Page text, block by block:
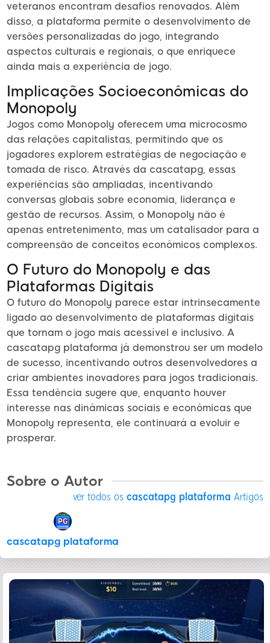
veteranos encontram desafios renovados. Além
disso, a plataforma permite o desenvolvimento de
versões personalizadas do jogo, integrando
aspectos culturais e regionais, o que enriquece
ainda mais a experiência de jogo.
Implicações Socioeconômicas do
Monopoly
Jogos como Monopoly oferecem uma microcosmo
das relações capitalistas, permitindo que os
jogadores explorem estratégias de negociação e
tomada de risco. Através da cascatapg, essas
experiências são ampliadas, incentivando
conversas globais sobre economia, liderança e
gestão de recursos. Assim, o Monopoly não é
apenas entretenimento, mas um catalisador para a
compreensão de conceitos econômicos complexos.
O Futuro do Monopoly e das
Plataformas Digitais
O futuro do Monopoly parece estar intrinsecamente
ligado ao desenvolvimento de plataformas digitais
que tornam o jogo mais acessível e inclusivo. A
cascatapg plataforma já demonstrou ser um modelo
de sucesso, incentivando outros desenvolvedores a
criar ambientes inovadores para jogos tradicionais.
Essa tendência sugere que, enquanto houver
interesse nas dinâmicas sociais e econômicas que
Monopoly representa, ele continuará a evoluir e
prosperar.
Sobre o Autor
ver todos os cascatapg plataforma Artigos
cascatapg plataforma